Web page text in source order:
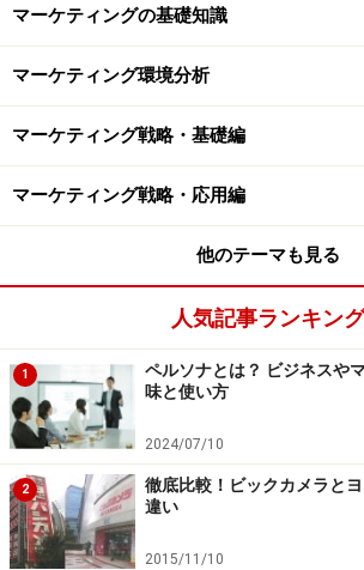
マーケティングの基礎知識
マーケティング環境分析
マーケティング戦略・基礎編
マーケティング戦略・応用編
他のテーマも見る
人気記事ランキング
1
ペルソナとは？ ビジネスや
味と使い方
2024/07/10
2
徹底比較！ビックカメラと
違い
2015/11/10